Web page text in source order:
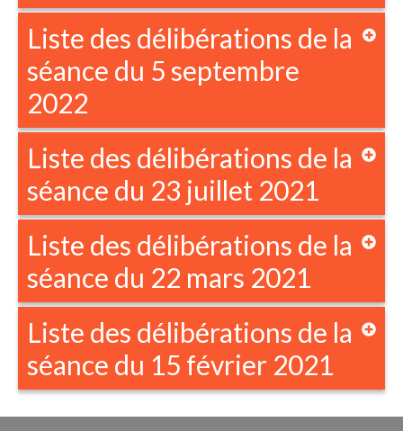
Liste des délibérations de la
séance du 5 septembre
2022
Liste des délibérations de la
séance du 23 juillet 2021
Liste des délibérations de la
séance du 22 mars 2021
Liste des délibérations de la
séance du 15 février 2021